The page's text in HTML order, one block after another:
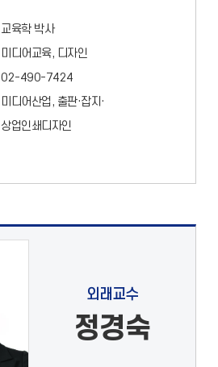
교육학 박사
미디어교육, 디자인
02-490-7424
미디어산업, 출판·잡지·
상업인쇄디자인
외래교수
정경숙